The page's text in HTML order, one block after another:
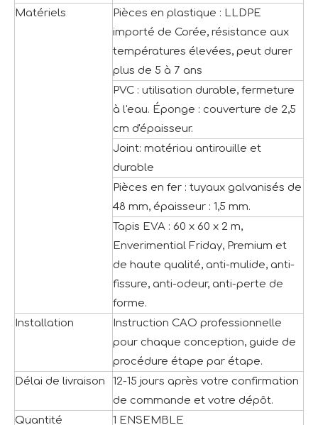
Matériels
Pièces en plastique : LLDPE
importé de Corée, résistance aux
températures élevées, peut durer
plus de 5 à 7 ans
PVC : utilisation durable, fermeture
à l'eau. Éponge : couverture de 2,5
cm d'épaisseur.
Joint: matériau antirouille et
durable
Pièces en fer : tuyaux galvanisés de
48 mm, épaisseur : 1,5 mm.
Tapis EVA : 60 x 60 x 2 m,
Enverimential Friday, Premium et
de haute qualité, anti-mulide, anti-
fissure, anti-odeur, anti-perte de
forme.
Installation
Instruction CAO professionnelle
pour chaque conception, guide de
procédure étape par étape.
Délai de livraison
12-15 jours après votre confirmation
de commande et votre dépôt.
Quantité
1 ENSEMBLE